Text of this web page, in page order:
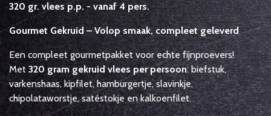
320 gr. vlees p.p. - vanaf 4 pers.
Gourmet Gekruid – Volop smaak, compleet geleverd
Een compleet gourmetpakket voor echte fijnproevers!
Met320 gram gekruid vlees per persoon: biefstuk,
varkenshaas, kipfilet, hamburgertje, slavinkje,
chipolataworstje, satéstokje en kalkoenfilet.